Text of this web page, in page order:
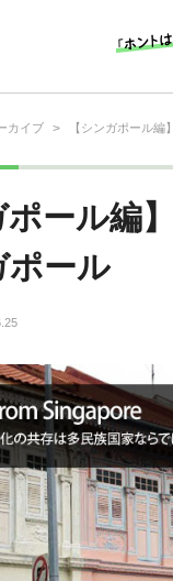
カイブ > 【シンガポール
ポール編
ポール
ト